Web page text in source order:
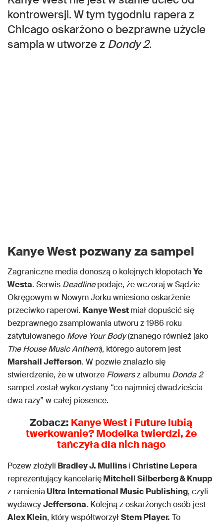
kontrowersji. W tym tygodniu rapera z
Chicago oskarżono o bezprawne użycie
sampla w utworze z Dondy 2.
Kanye West pozwany za sampel
Zagraniczne media donoszą o kolejnych kłopotachYe
Westa. Serwis Deadlinepodaje, że wczoraj w Sądzie
Okręgowym w Nowym Jorku wniesiono oskarżenie
przeciwko raperowi. Kanye Westmiał dopuścić się
bezprawnego zsamplowania utworu z 1986 roku
zatytułowanego Move Your Body(znanego również jako
The House Music Anthem), którego autorem jest
Marshall Jefferson. W pozwie znalazło się
stwierdzenie, że w utworze Flowersz albumu Donda 2
sampel został wykorzystany “co najmniej dwadzieścia
dwa razy” w całej piosence.
Zobacz: Kanye West i Future lubią
twerkowanie? Modelka twierdzi, że
tańczyła dla nich nago
Pozew złożyli Bradley J. Mullinsi Christine Lepera
reprezentujący kancelarięMitchell Silberberg & Knupp
z ramieniaUltra International Music Publishing, czyli
wydawcyJeffersona. Kolejną z oskarżonych osób jest
Alex Klein, który współtworzyłStem Player. To